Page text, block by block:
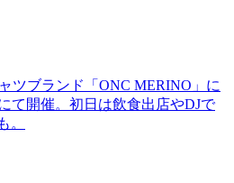
ツブランド「ONC MERINO」に
て開催。初日は飲食出店やDJで
。